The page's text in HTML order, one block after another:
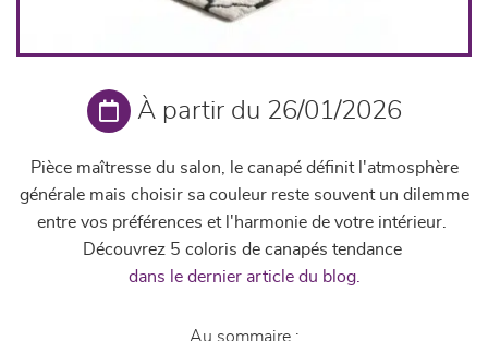
À partir du 26/01/2026
Pièce maîtresse du salon, le canapé définit l'atmosphère
générale mais choisir sa couleur reste souvent un dilemme
entre vos préférences et l'harmonie de votre intérieur.
Découvrez 5 coloris de canapés tendance
dans le dernier article du blog.
Au sommaire :